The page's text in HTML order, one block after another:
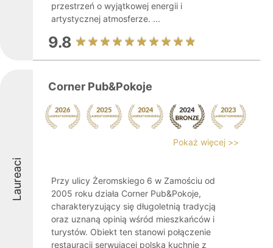
przestrzeń o wyjątkowej energii i
artystycznej atmosferze. ...
9.8
Laureaci
Corner Pub&Pokoje
Pokaż więcej >>
Przy ulicy Żeromskiego 6 w Zamościu od
2005 roku działa Corner Pub&Pokoje,
charakteryzujący się długoletnią tradycją
oraz uznaną opinią wśród mieszkańców i
turystów. Obiekt ten stanowi połączenie
restauracji serwującej polską kuchnię z